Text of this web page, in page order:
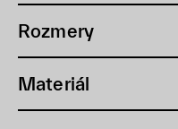
Rozmery
Materiál